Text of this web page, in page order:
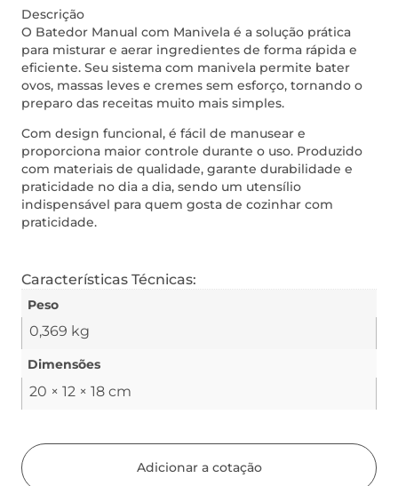
Descrição
O Batedor Manual com Manivela é a solução prática
para misturar e aerar ingredientes de forma rápida e
eficiente. Seu sistema com manivela permite bater
ovos, massas leves e cremes sem esforço, tornando o
preparo das receitas muito mais simples.
Com design funcional, é fácil de manusear e
proporciona maior controle durante o uso. Produzido
com materiais de qualidade, garante durabilidade e
praticidade no dia a dia, sendo um utensílio
indispensável para quem gosta de cozinhar com
praticidade.
Características Técnicas:
Peso
0,369 kg
Dimensões
20 × 12 × 18 cm
Adicionar a cotação